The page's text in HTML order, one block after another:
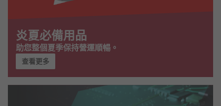
炎夏必備用品
助您整個夏季保持營運順暢。
查看更多